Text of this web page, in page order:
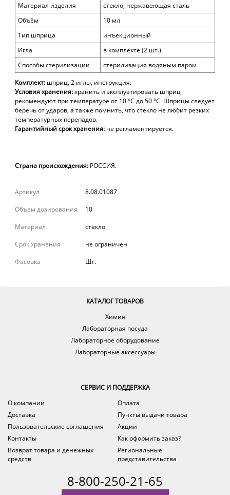
Материал изделия
стекло, нержавеющая сталь
Объём
10 мл
Тип шприца
инъекционный
Игла
в комплекте (2 шт.)
Способы стерилизации
стерилизация водяным паром
Комплект: шприц, 2 иглы, инструкция.
Условия хранения:хранить и эксплуатировать шприц
рекомендуют при температуре от 10 °С до 50 °С. Шприцы следует
беречь от ударов, а также помнить, что стекло не любит резких
температурных перепадов.
Гарантийный срок хранения: не регламентируется.
Страна происхождения: РОССИЯ.
Артикул
8.08.01087
Объем дозирования
10
Материал
стекло
Срок хранения
не ограничен
Фасовка
Шт.
КАТАЛОГ ТОВАРОВ
Химия
Лабораторная посуда
Лабораторное оборудование
Лабораторные аксессуары
СЕРВИС И ПОДДЕРЖКА
О компании
Оплата
Доставка
Пункты выдачи товара
Пользовательские соглашения
Акции
Контакты
Как оформить заказ?
Возврат товара и денежных
средств
Региональные
представительства
8-800-250-21-65